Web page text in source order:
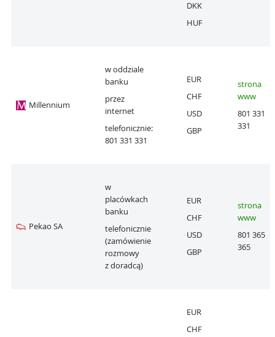
DKK
HUF
Millennium
w oddziale
banku
przez
internet
telefonicznie:
801 331 331
EUR
CHF
USD
GBP
strona
www
801 331
331
Pekao SA
w
placówkach
banku
telefonicznie
(zamówienie
rozmowy
z doradcą)
EUR
CHF
USD
GBP
strona
www
801 365
365
EUR
CHF